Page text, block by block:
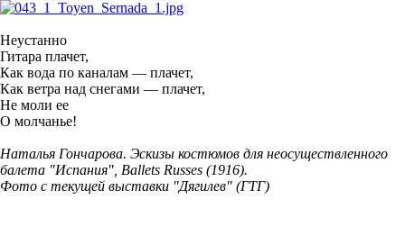
Неустанно
Гитара плачет,
Как вода по каналам — плачет,
Как ветра над снегами — плачет,
Не моли ее
О молчанье!
Наталья Гончарова. Эскизы костюмов для неосуществленного
балета "Испания", Ballets Russes (1916).
Фото с текущей выставки "Дягилев" (ГТГ)